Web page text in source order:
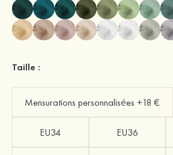
Taille :
Mensurations personnalisées +18 €
EU34 EU36